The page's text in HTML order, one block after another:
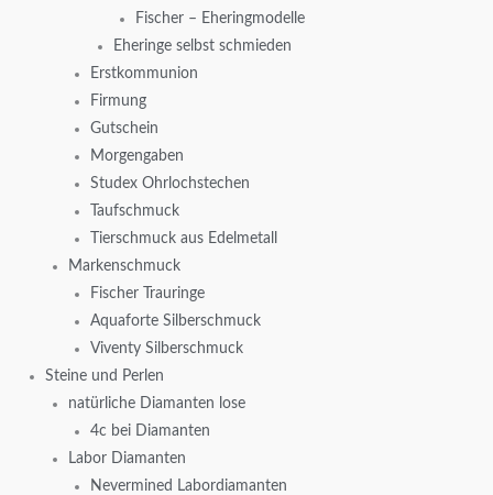
Fischer – Eheringmodelle
Eheringe selbst schmieden
Erstkommunion
Firmung
Gutschein
Morgengaben
Studex Ohrlochstechen
Taufschmuck
Tierschmuck aus Edelmetall
Markenschmuck
Fischer Trauringe
Aquaforte Silberschmuck
Viventy Silberschmuck
Steine und Perlen
natürliche Diamanten lose
4c bei Diamanten
Labor Diamanten
Nevermined Labordiamanten